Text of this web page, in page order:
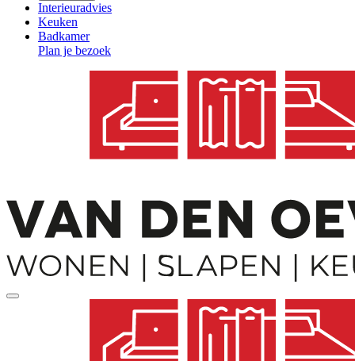
Interieuradvies
Keuken
Badkamer
Plan je bezoek